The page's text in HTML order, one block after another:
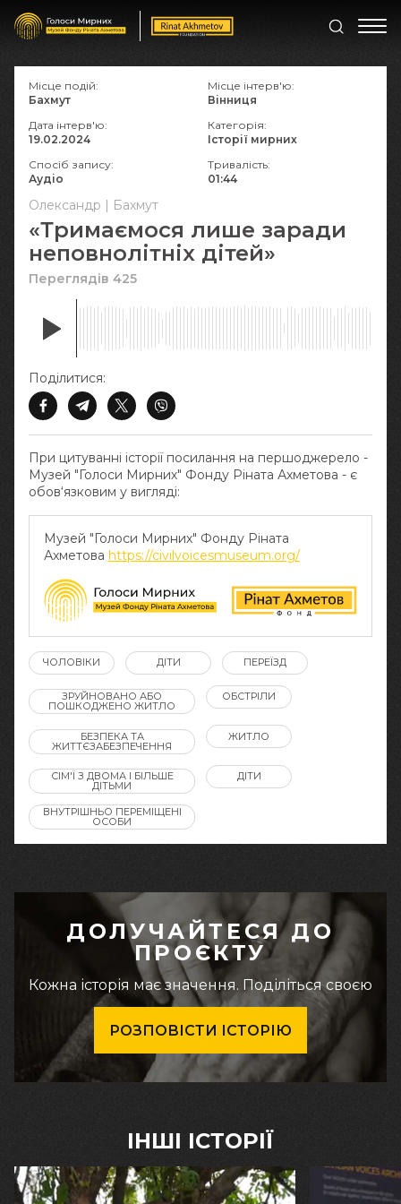
Олександр | Бахмут
«Тримаємося лише заради
неповнолітніх дітей»
Переглядів 425
При цитуванні історії посилання на першоджерело -
Музей "Голоси Мирних" Фонду Ріната Ахметова - є
обов‘язковим у вигляді:
Музей "Голоси Мирних" Фонду Ріната
Ахметова https://civilvoicesmuseum.org/
Поділитися:
Місце подій:
Бахмут
Місце інтерв'ю:
Вінниця
Дата інтерв'ю:
19.02.2024
Категорія:
Історії мирних
Спосіб запису:
Аудіо
Тривалість:
01:44
ЧОЛОВІКИ ДІТИ ПЕРЕЇЗД
ЗРУЙНОВАНО АБО
ПОШКОДЖЕНО ЖИТЛО
ОБСТРІЛИ
БЕЗПЕКА ТА
ЖИТТЄЗАБЕЗПЕЧЕННЯ
ЖИТЛО
СІМ'Ї З ДВОМА І БІЛЬШЕ
ДІТЬМИ
ДІТИ
ВНУТРІШНЬО ПЕРЕМІЩЕНІ
ОСОБИ
ДОЛУЧАЙТЕСЯ ДО
ПРОЄКТУ
Кожна історія має значення. Поділіться своєю
РОЗПОВІСТИ ІСТОРІЮ
ІНШІ ІСТОРІЇ